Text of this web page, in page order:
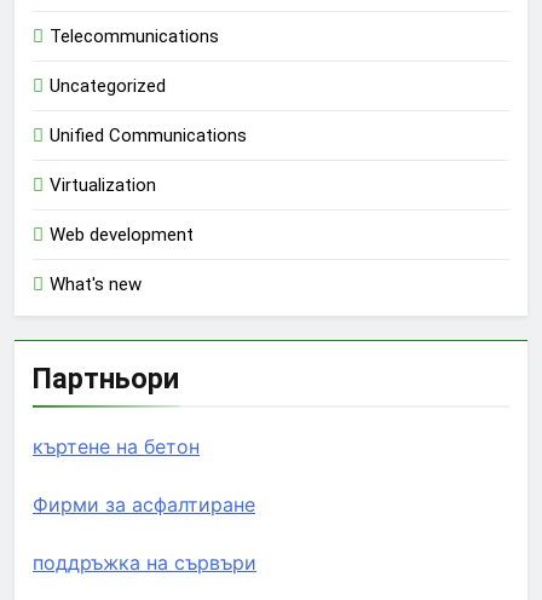
Telecommunications
Uncategorized
Unified Communications
Virtualization
Web development
What's new
Партньори
къртене на бетон
Фирми за асфалтиране
поддръжка на сървъри